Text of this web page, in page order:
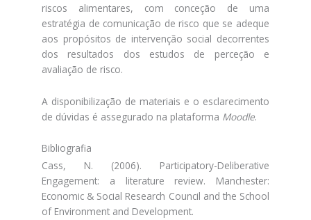
riscos alimentares, com conceção de uma
estratégia de comunicação de risco que se adeque
aos propósitos de intervenção social decorrentes
dos resultados dos estudos de perceção e
avaliação de risco.
A disponibilização de materiais e o esclarecimento
de dúvidas é assegurado na plataforma Moodle.
Bibliografia
Cass, N. (2006). Participatory-Deliberative
Engagement: a literature review. Manchester:
Economic & Social Research Council and the School
of Environment and Development.